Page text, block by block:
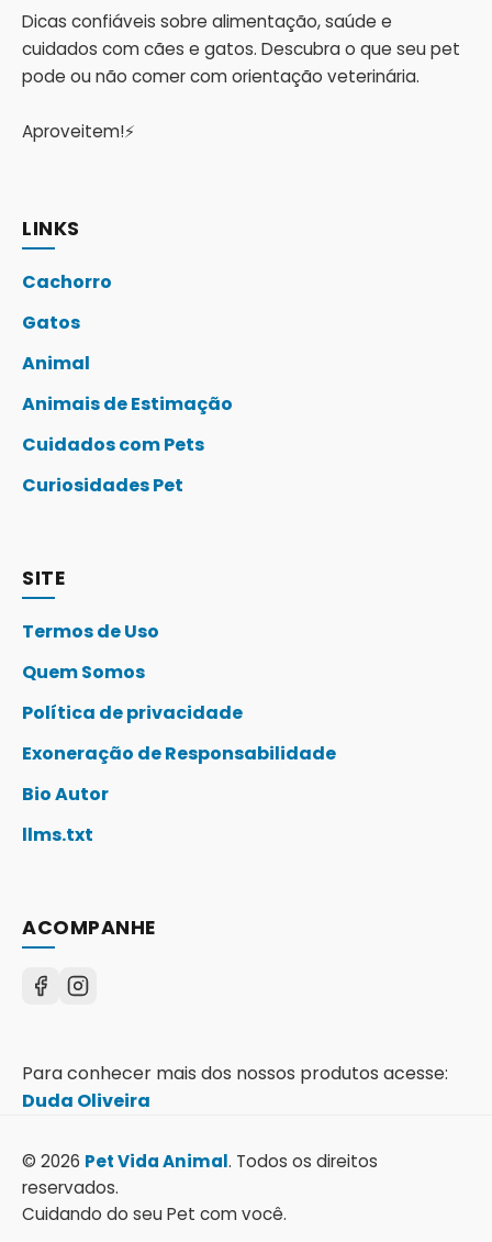
Dicas confiáveis sobre alimentação, saúde e
cuidados com cães e gatos. Descubra o que seu pet
pode ou não comer com orientação veterinária.
Aproveitem!⚡
LINKS
Cachorro
Gatos
Animal
Animais de Estimação
Cuidados com Pets
Curiosidades Pet
SITE
Termos de Uso
Quem Somos
Política de privacidade
Exoneração de Responsabilidade
Bio Autor
llms.txt
ACOMPANHE
Para conhecer mais dos nossos produtos acesse:
Duda Oliveira
© 2026 Pet Vida Animal. Todos os direitos
reservados.
Cuidando do seu Pet com você.